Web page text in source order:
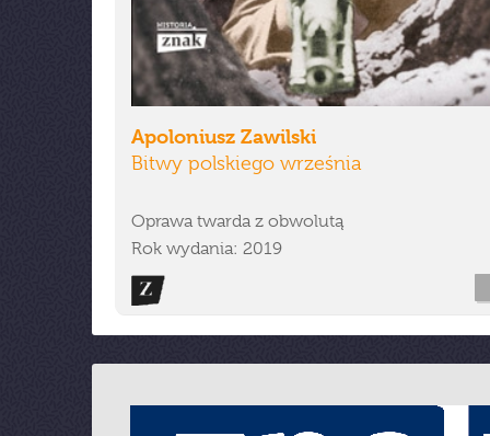
Apoloniusz Zawilski
Bitwy polskiego września
Oprawa twarda z obwolutą
Rok wydania: 2019